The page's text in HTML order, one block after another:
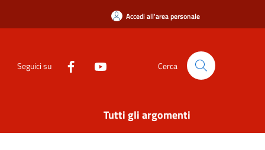
Accedi all'area personale
Seguici su Cerca
Tutti gli argomenti